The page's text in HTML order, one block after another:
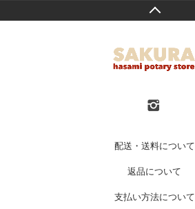
配送・送料について
返品について
支払い方法について